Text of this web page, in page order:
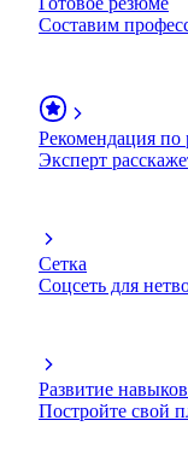
Составим
Рекомендация по
Эксперт
Сетка
Соцсеть для
Развитие
Постройте свой